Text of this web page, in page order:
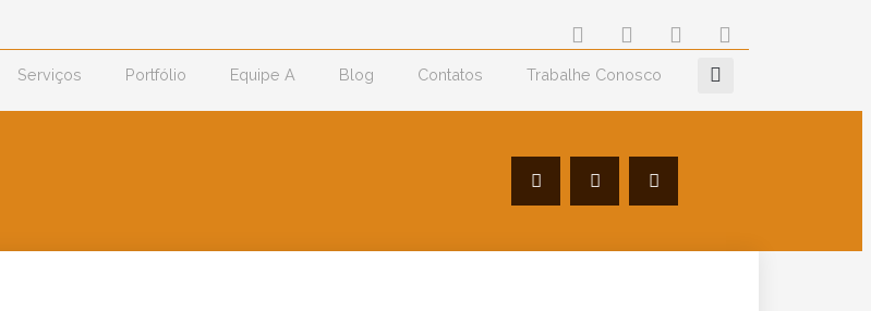
Serviços Portfólio Equipe A Blog Contatos Trabalhe Conosco